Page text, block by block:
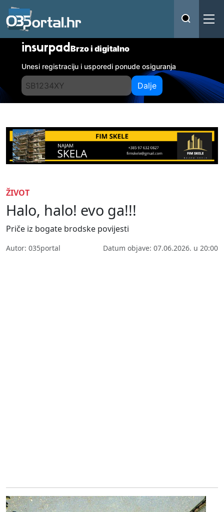
insurpadBrzo i digitalno
Unesi registraciju i usporedi ponude osiguranja
Dalje
ŽIVOT
Halo, halo! evo ga!!!
Priče iz bogate brodske povijesti
Autor: 035portal Datum objave: 07.06.2026. u 20:00